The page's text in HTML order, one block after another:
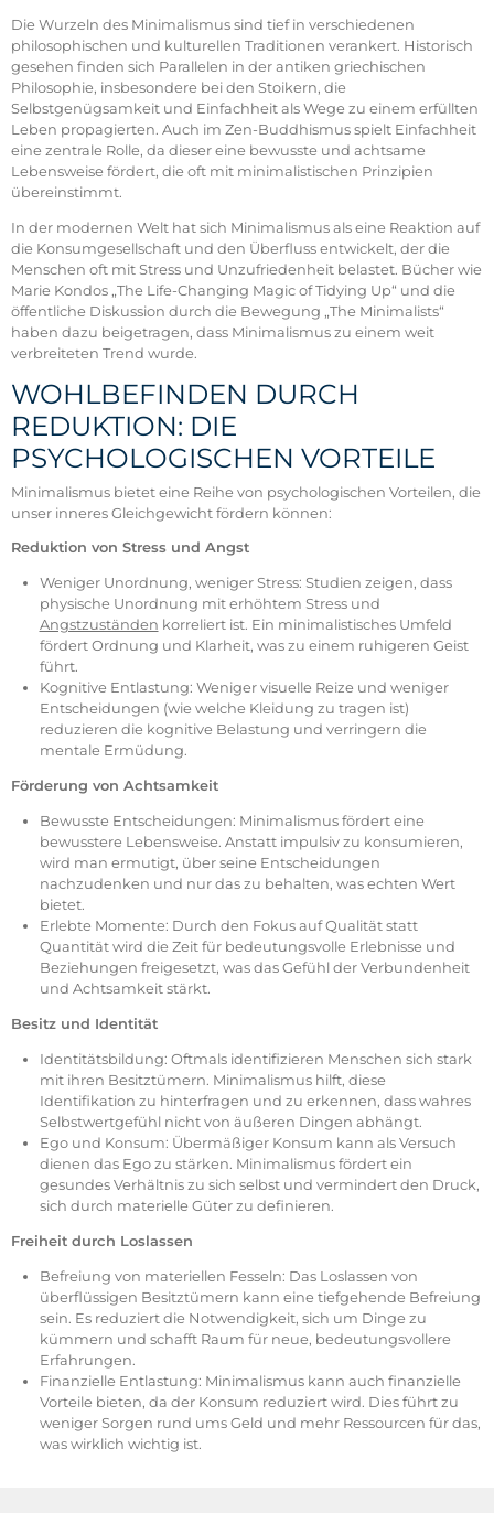
Die Wurzeln des Minimalismus sind tief in verschiedenen
philosophischen und kulturellen Traditionen verankert. Historisch
gesehen finden sich Parallelen in der antiken griechischen
Philosophie, insbesondere bei den Stoikern, die
Selbstgenügsamkeit und Einfachheit als Wege zu einem erfüllten
Leben propagierten. Auch im Zen-Buddhismus spielt Einfachheit
eine zentrale Rolle, da dieser eine bewusste und achtsame
Lebensweise fördert, die oft mit minimalistischen Prinzipien
übereinstimmt.
In der modernen Welt hat sich Minimalismus als eine Reaktion auf
die Konsumgesellschaft und den Überfluss entwickelt, der die
Menschen oft mit Stress und Unzufriedenheit belastet. Bücher wie
Marie Kondos „The Life-Changing Magic of Tidying Up“ und die
öffentliche Diskussion durch die Bewegung „The Minimalists“
haben dazu beigetragen, dass Minimalismus zu einem weit
verbreiteten Trend wurde.
WOHLBEFINDEN DURCH
REDUKTION: DIE
PSYCHOLOGISCHEN VORTEILE
Minimalismus bietet eine Reihe von psychologischen Vorteilen, die
unser inneres Gleichgewicht fördern können:
Reduktion von Stress und Angst
Weniger Unordnung, weniger Stress: Studien zeigen, dass
physische Unordnung mit erhöhtem Stress und
Angstzuständen korreliert ist. Ein minimalistisches Umfeld
fördert Ordnung und Klarheit, was zu einem ruhigeren Geist
führt.
Kognitive Entlastung: Weniger visuelle Reize und weniger
Entscheidungen (wie welche Kleidung zu tragen ist)
reduzieren die kognitive Belastung und verringern die
mentale Ermüdung.
Förderung von Achtsamkeit
Bewusste Entscheidungen: Minimalismus fördert eine
bewusstere Lebensweise. Anstatt impulsiv zu konsumieren,
wird man ermutigt, über seine Entscheidungen
nachzudenken und nur das zu behalten, was echten Wert
bietet.
Erlebte Momente: Durch den Fokus auf Qualität statt
Quantität wird die Zeit für bedeutungsvolle Erlebnisse und
Beziehungen freigesetzt, was das Gefühl der Verbundenheit
und Achtsamkeit stärkt.
Besitz und Identität
Identitätsbildung: Oftmals identifizieren Menschen sich stark
mit ihren Besitztümern. Minimalismus hilft, diese
Identifikation zu hinterfragen und zu erkennen, dass wahres
Selbstwertgefühl nicht von äußeren Dingen abhängt.
Ego und Konsum: Übermäßiger Konsum kann als Versuch
dienen das Ego zu stärken. Minimalismus fördert ein
gesundes Verhältnis zu sich selbst und vermindert den Druck,
sich durch materielle Güter zu definieren.
Freiheit durch Loslassen
Befreiung von materiellen Fesseln: Das Loslassen von
überflüssigen Besitztümern kann eine tiefgehende Befreiung
sein. Es reduziert die Notwendigkeit, sich um Dinge zu
kümmern und schafft Raum für neue, bedeutungsvollere
Erfahrungen.
Finanzielle Entlastung: Minimalismus kann auch finanzielle
Vorteile bieten, da der Konsum reduziert wird. Dies führt zu
weniger Sorgen rund ums Geld und mehr Ressourcen für das,
was wirklich wichtig ist.